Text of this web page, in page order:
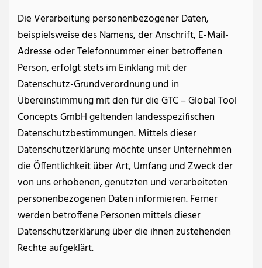
Die Verarbeitung personenbezogener Daten,
beispielsweise des Namens, der Anschrift, E-Mail-
Adresse oder Telefonnummer einer betroffenen
Person, erfolgt stets im Einklang mit der
Datenschutz-Grundverordnung und in
Übereinstimmung mit den für die GTC – Global Tool
Concepts GmbH geltenden landesspezifischen
Datenschutzbestimmungen. Mittels dieser
Datenschutzerklärung möchte unser Unternehmen
die Öffentlichkeit über Art, Umfang und Zweck der
von uns erhobenen, genutzten und verarbeiteten
personenbezogenen Daten informieren. Ferner
werden betroffene Personen mittels dieser
Datenschutzerklärung über die ihnen zustehenden
Rechte aufgeklärt.